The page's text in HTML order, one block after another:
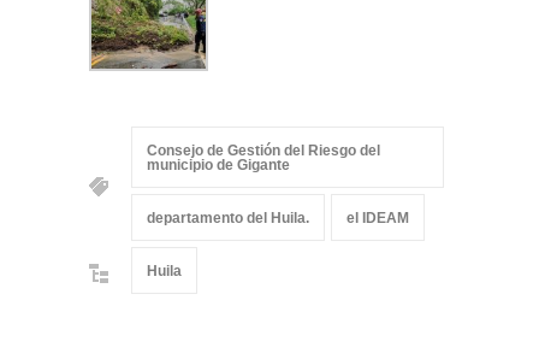
Consejo de Gestión del Riesgo del
municipio de Gigante
departamento del Huila. el IDEAM
Huila